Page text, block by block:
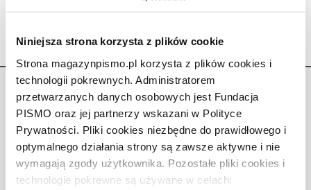
Niniejsza strona korzysta z plików cookie
Strona magazynpismo.pl korzysta z plików cookies i
technologii pokrewnych. Administratorem
przetwarzanych danych osobowych jest Fundacja
PISMO oraz jej partnerzy wskazani w Polityce
Prywatności. Pliki cookies niezbędne do prawidłowego i
optymalnego działania strony są zawsze aktywne i nie
wymagają zgody użytkownika. Pozostałe pliki cookies i
technologie pokrewne są używane w celach:
Copyright © Fundacja Pismo